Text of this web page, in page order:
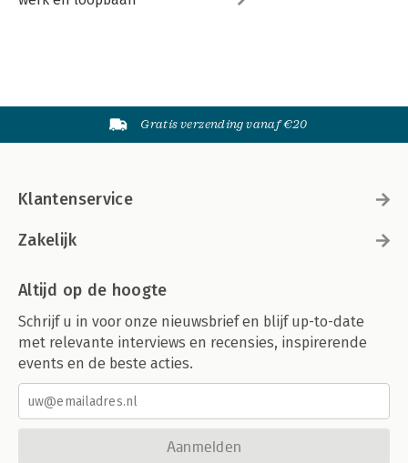
Gratis verzending vanaf €20
Klantenservice
Zakelijk
Altijd op de hoogte
Schrijf u in voor onze nieuwsbrief en blijf up-to-date
met relevante interviews en recensies, inspirerende
events en de beste acties.
Aanmelden